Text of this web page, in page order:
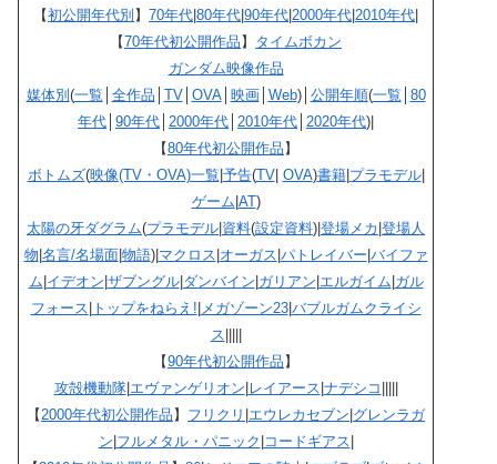
【初公開年代別 】 70年代 80年代 90年代 2000年代 2010年代
【70年代初公開作品 】 タイムボカン
ガンダム映像作品
媒体別 (一覧 全作品 TV│ OVA│ 映画│ Web)│ 公開年順(一覧 80
年代 90年代 2000年代 2010年代 2020年代)|
【80年代初公開作品 】
ボトムズ(映像(TV・OVA)一覧 予告(TV| OVA)書籍| プラモデル|
ゲーム AT)
太陽の牙ダグラム(プラモデル 資料(設定資料)| 登場メカ 登場人
物 名言/名場面| 物語)| マクロス オーガス パトレイバー バイファ
ム イデオン ザブングル| ダンバイン ガリアン エルガイム ガル
フォース トップをねらえ! メガゾーン23| バブルガムクライシ
ス
【90年代初公開作品 】
攻殻機動隊| エヴァンゲリオン レイアース ナデシコ
【2000年代初公開作品 】 フリクリ エウレカセブン グレンラガ
ン フルメタル・パニック コードギアス